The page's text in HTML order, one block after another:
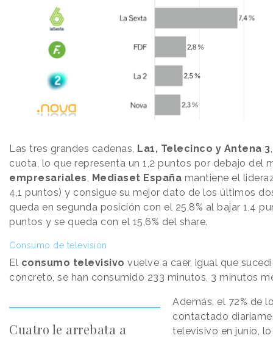
Las tres grandes cadenas, La1, Telecinco y Antena 3
cuota, lo que representa un 1,2 puntos por debajo del
empresariales Mediaset España mantiene el
4,1 puntos) y consigue su mejor dato de los últimos
queda en segunda posición con el 25,8% al bajar 1,4
puntos y se queda con el 15,6% del share.
Consumo de televisión
El consumo televisivo vuelve a caer, igual que
concreto, se han consumido 233 minutos, 3 minutos
Cuatro le arrebata a
Además, el 72% de
contactado
televisivo en junio,